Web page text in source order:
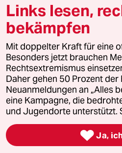
© 2026 taz Verlags und
Alle Rechte vorbehalten. Bei rechtlichen
wenden Sie sich bitte an lizenzen@taz.de
Feedback Redaktionsstatut
Leitlinie Informant
Seitenwende Einwilligungen
Links lesen,
bekämpfen
Mit doppelter Kraft für eine
Besonders jetzt brauchen
Rechtsextremismus
Daher gehen 50 Prozent der
Neuanmeldungen an „Alles
eine Kampagne, die
und Jugendorte unterstützt.
 Ja,